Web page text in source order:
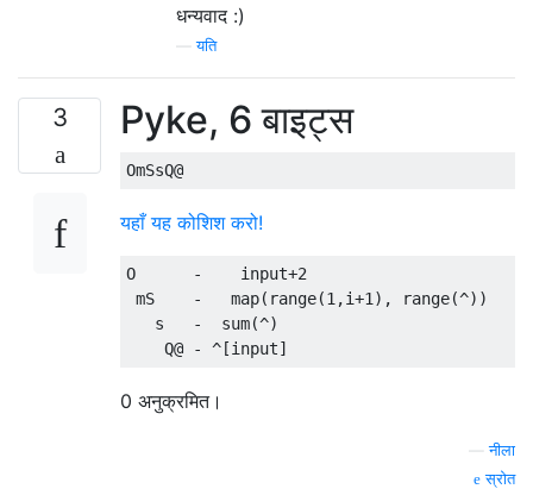
धन्यवाद :)
—यति
3 Pyke, 6 बाइट्स
यहाँ यह कोशिश करो!
O      -    input+2
mS    -   map(range(1,i+1), range(^))
   s   -  sum(^)
0 अनुक्रमित।
—नीला
स्रोत